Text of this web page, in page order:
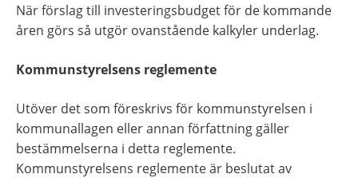
När förslag till investeringsbudget för de kommande
åren görs så utgör ovanstående kalkyler underlag.
Kommunstyrelsens reglemente
Utöver det som föreskrivs för kommunstyrelsen i
kommunallagen eller annan författning gäller
bestämmelserna i detta reglemente.
Kommunstyrelsens reglemente är beslutat av